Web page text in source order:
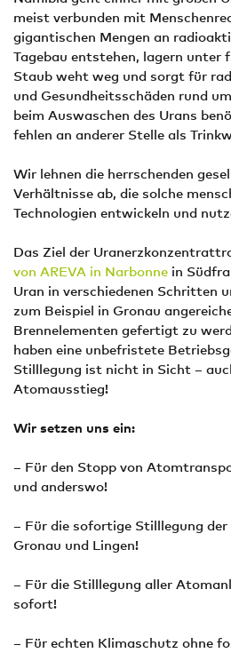
meist verbunden mit
gigantischen Mengen an
Tagebau entstehen, lagern unter
Staub weht weg und sorgt für
und Gesundheitsschäden rund
beim Auswaschen des Urans
fehlen an anderer Stelle als
Wir lehnen die herrschenden
Verhältnisse ab, die solche
Technologien entwickeln und
Das Ziel der
von AREVA in Narbonne in
Uran in verschiedenen Schritten
zum Beispiel in Gronau
Brennelementen gefertigt zu
haben eine unbefristete
Stilllegung ist nicht in Sicht –
Atomausstieg!
Wir setzen uns ein:
– Für den Stopp von
und anderswo!
– Für die sofortige Stilllegung
Gronau und Lingen!
– Für die Stilllegung aller
sofort!
– Für echten Klimaschutz ohne